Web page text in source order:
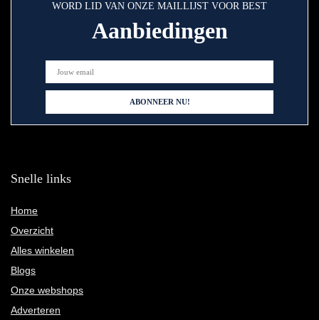
WORD LID VAN ONZE MAILLIJST VOOR BEST
Aanbiedingen
Snelle links
Home
Overzicht
Alles winkelen
Blogs
Onze webshops
Adverteren